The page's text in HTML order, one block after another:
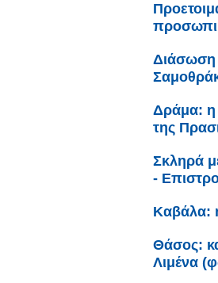
Διάσωση
Δράμα: η
της
Σκληρά
-
Καβάλα:
Θάσος:
Λιμένα